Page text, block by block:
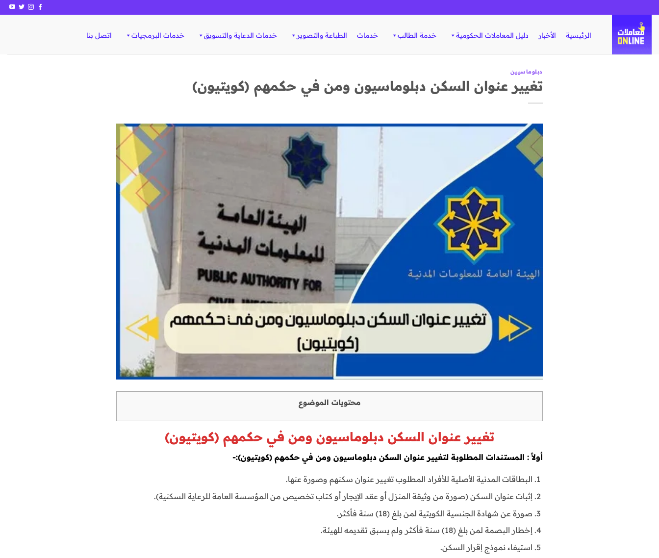
الرئيسية الأخبار دليل المعاملات الحكومية خدمة الطالب خدمات الطباعة والتصوير خدمات الدعاية والتسويق خدمات البرمجيات اتصل بنا
دبلوماسيين
تغيير عنوان السكن دبلوماسيون ومن في حكمهم (كويتيون)
محتويات الموضوع
تغيير عنوان السكن دبلوماسيون ومن في حكمهم (كويتيون)
أولاً : المستندات المطلوبة لتغيير عنوان السكن دبلوماسيون ومن في حكمهم (كويتيون):-
البطاقات المدنية الأصلية للأفراد المطلوب تغيير عنوان سكنهم وصورة عنها.
إثبات عنوان السكن (صورة من وثيقة المنزل أو عقد الإيجار أو كتاب تخصيص من المؤسسة العامة للرعاية السكنية).
صورة عن شهادة الجنسية الكويتية لمن بلغ (18) سنة فأكثر.
إخطار البصمة لمن بلغ (18) سنة فأكثر ولم يسبق تقديمه للهيئة.
استيفاء نموذج إقرار السكن.